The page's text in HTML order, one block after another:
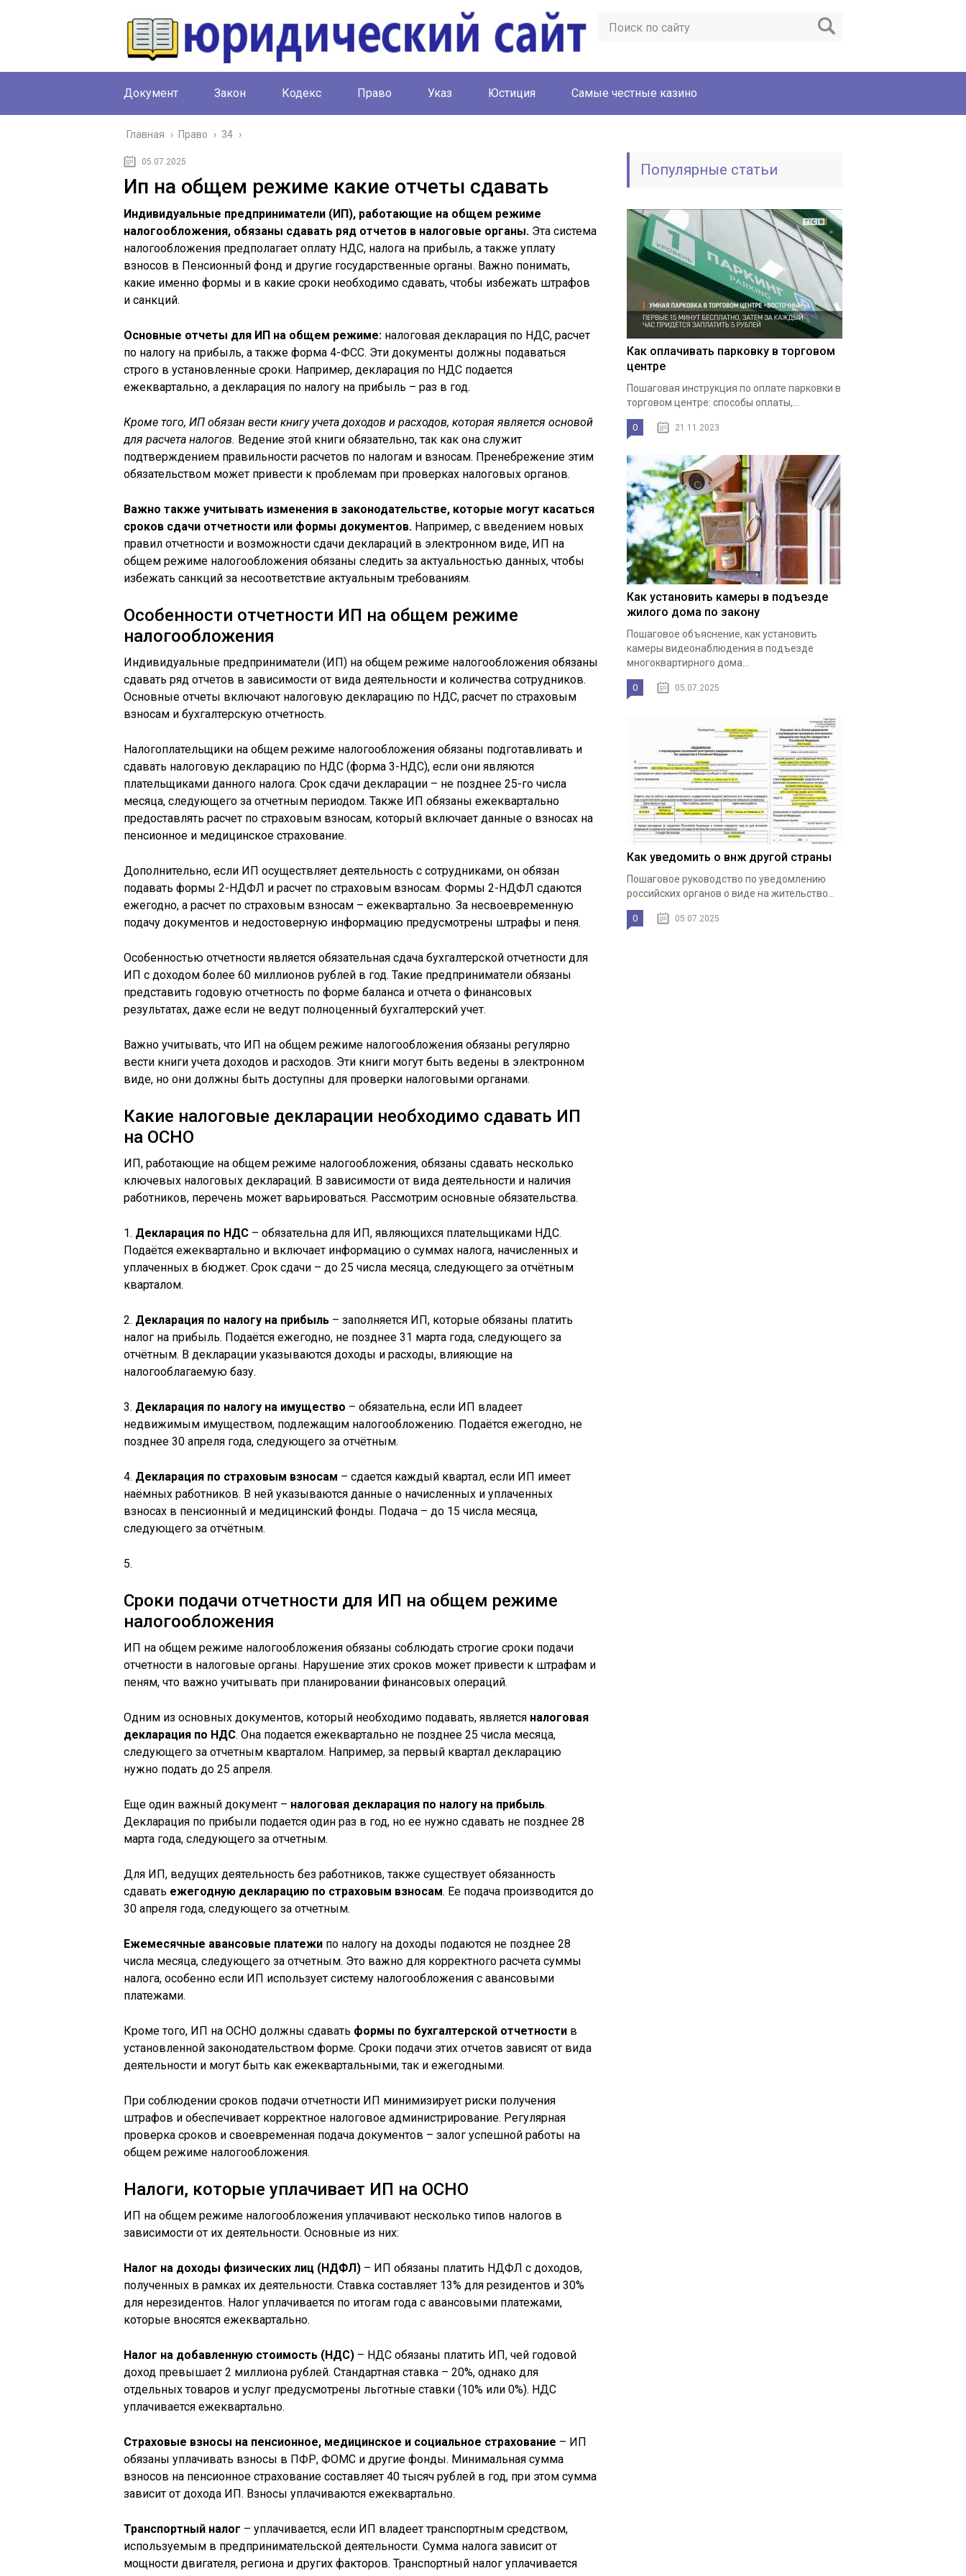
Документ Закон Кодекс Право Указ Юстиция Cамые честные казино
Главная › Право › 34 ›
05.07.2025
Ип на общем режиме какие отчеты сдавать
Индивидуальные предприниматели (ИП), работающие на общем режиме
налогообложения, обязаны сдавать ряд отчетов в налоговые органы. Эта система
налогообложения предполагает оплату НДС, налога на прибыль, а также уплату
взносов в Пенсионный фонд и другие государственные органы. Важно понимать,
какие именно формы и в какие сроки необходимо сдавать, чтобы избежать штрафов
и санкций.
Основные отчеты для ИП на общем режиме: налоговая декларация по НДС, расчет
по налогу на прибыль, а также форма 4-ФСС. Эти документы должны подаваться
строго в установленные сроки. Например, декларация по НДС подается
ежеквартально, а декларация по налогу на прибыль – раз в год.
Кроме того, ИП обязан вести книгу учета доходов и расходов, которая является основой
для расчета налогов. Ведение этой книги обязательно, так как она служит
подтверждением правильности расчетов по налогам и взносам. Пренебрежение этим
обязательством может привести к проблемам при проверках налоговых органов.
Важно также учитывать изменения в законодательстве, которые могут касаться
сроков сдачи отчетности или формы документов. Например, с введением новых
правил отчетности и возможности сдачи деклараций в электронном виде, ИП на
общем режиме налогообложения обязаны следить за актуальностью данных, чтобы
избежать санкций за несоответствие актуальным требованиям.
Особенности отчетности ИП на общем режиме
налогообложения
Индивидуальные предприниматели (ИП) на общем режиме налогообложения обязаны
сдавать ряд отчетов в зависимости от вида деятельности и количества сотрудников.
Основные отчеты включают налоговую декларацию по НДС, расчет по страховым
взносам и бухгалтерскую отчетность.
Налогоплательщики на общем режиме налогообложения обязаны подготавливать и
сдавать налоговую декларацию по НДС (форма 3-НДС), если они являются
плательщиками данного налога. Срок сдачи декларации – не позднее 25-го числа
месяца, следующего за отчетным периодом. Также ИП обязаны ежеквартально
предоставлять расчет по страховым взносам, который включает данные о взносах на
пенсионное и медицинское страхование.
Дополнительно, если ИП осуществляет деятельность с сотрудниками, он обязан
подавать формы 2-НДФЛ и расчет по страховым взносам. Формы 2-НДФЛ сдаются
ежегодно, а расчет по страховым взносам – ежеквартально. За несвоевременную
подачу документов и недостоверную информацию предусмотрены штрафы и пеня.
Особенностью отчетности является обязательная сдача бухгалтерской отчетности для
ИП с доходом более 60 миллионов рублей в год. Такие предприниматели обязаны
представить годовую отчетность по форме баланса и отчета о финансовых
результатах, даже если не ведут полноценный бухгалтерский учет.
Важно учитывать, что ИП на общем режиме налогообложения обязаны регулярно
вести книги учета доходов и расходов. Эти книги могут быть ведены в электронном
виде, но они должны быть доступны для проверки налоговыми органами.
Какие налоговые декларации необходимо сдавать ИП
на ОСНО
ИП, работающие на общем режиме налогообложения, обязаны сдавать несколько
ключевых налоговых деклараций. В зависимости от вида деятельности и наличия
работников, перечень может варьироваться. Рассмотрим основные обязательства.
1. Декларация по НДС – обязательна для ИП, являющихся плательщиками НДС.
Подаётся ежеквартально и включает информацию о суммах налога, начисленных и
уплаченных в бюджет. Срок сдачи – до 25 числа месяца, следующего за отчётным
кварталом.
2. Декларация по налогу на прибыль – заполняется ИП, которые обязаны платить
налог на прибыль. Подаётся ежегодно, не позднее 31 марта года, следующего за
отчётным. В декларации указываются доходы и расходы, влияющие на
налогооблагаемую базу.
3. Декларация по налогу на имущество – обязательна, если ИП владеет
недвижимым имуществом, подлежащим налогообложению. Подаётся ежегодно, не
позднее 30 апреля года, следующего за отчётным.
4. Декларация по страховым взносам – сдается каждый квартал, если ИП имеет
наёмных работников. В ней указываются данные о начисленных и уплаченных
взносах в пенсионный и медицинский фонды. Подача – до 15 числа месяца,
следующего за отчётным.
5.
Сроки подачи отчетности для ИП на общем режиме
налогообложения
ИП на общем режиме налогообложения обязаны соблюдать строгие сроки подачи
отчетности в налоговые органы. Нарушение этих сроков может привести к штрафам и
пеням, что важно учитывать при планировании финансовых операций.
Одним из основных документов, который необходимо подавать, является налоговая
декларация по НДС. Она подается ежеквартально не позднее 25 числа месяца,
следующего за отчетным кварталом. Например, за первый квартал декларацию
нужно подать до 25 апреля.
Еще один важный документ – налоговая декларация по налогу на прибыль.
Декларация по прибыли подается один раз в год, но ее нужно сдавать не позднее 28
марта года, следующего за отчетным.
Для ИП, ведущих деятельность без работников, также существует обязанность
сдавать ежегодную декларацию по страховым взносам. Ее подача производится до
30 апреля года, следующего за отчетным.
Ежемесячные авансовые платежи по налогу на доходы подаются не позднее 28
числа месяца, следующего за отчетным. Это важно для корректного расчета суммы
налога, особенно если ИП использует систему налогообложения с авансовыми
платежами.
Кроме того, ИП на ОСНО должны сдавать формы по бухгалтерской отчетности в
установленной законодательством форме. Сроки подачи этих отчетов зависят от вида
деятельности и могут быть как ежеквартальными, так и ежегодными.
При соблюдении сроков подачи отчетности ИП минимизирует риски получения
штрафов и обеспечивает корректное налоговое администрирование. Регулярная
проверка сроков и своевременная подача документов – залог успешной работы на
общем режиме налогообложения.
Налоги, которые уплачивает ИП на ОСНО
ИП на общем режиме налогообложения уплачивают несколько типов налогов в
зависимости от их деятельности. Основные из них:
Налог на доходы физических лиц (НДФЛ) – ИП обязаны платить НДФЛ с доходов,
полученных в рамках их деятельности. Ставка составляет 13% для резидентов и 30%
для нерезидентов. Налог уплачивается по итогам года с авансовыми платежами,
которые вносятся ежеквартально.
Налог на добавленную стоимость (НДС) – НДС обязаны платить ИП, чей годовой
доход превышает 2 миллиона рублей. Стандартная ставка – 20%, однако для
отдельных товаров и услуг предусмотрены льготные ставки (10% или 0%). НДС
уплачивается ежеквартально.
Страховые взносы на пенсионное, медицинское и социальное страхование – ИП
обязаны уплачивать взносы в ПФР, ФОМС и другие фонды. Минимальная сумма
взносов на пенсионное страхование составляет 40 тысяч рублей в год, при этом сумма
зависит от дохода ИП. Взносы уплачиваются ежеквартально.
Транспортный налог – уплачивается, если ИП владеет транспортным средством,
используемым в предпринимательской деятельности. Сумма налога зависит от
мощности двигателя, региона и других факторов. Транспортный налог уплачивается
Популярные статьи
Как оплачивать парковку в торговом
центре
Пошаговая инструкция по оплате парковки в
торговом центре: способы оплаты,...
0 21.11.2023
Как установить камеры в подъезде
жилого дома по закону
Пошаговое объяснение, как установить
камеры видеонаблюдения в подъезде
многоквартирного дома...
0 05.07.2025
Как уведомить о внж другой страны
Пошаговое руководство по уведомлению
российских органов о виде на жительство...
0 05.07.2025